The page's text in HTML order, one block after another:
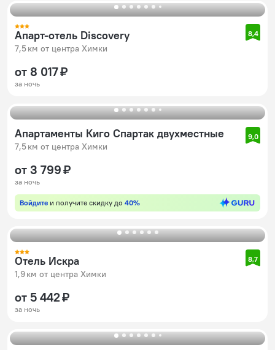
Апарт-отель Discovery
7,5 км от центра Химки
8,4
от 8 017 ₽
за ночь
Апартаменты Киго Спартак двухместные
7,5 км от центра Химки
9,0
от 3 799 ₽
за ночь
Войдите и получите скидку до 40%
Отель Искра
1,9 км от центра Химки
8,7
от 5 442 ₽
за ночь